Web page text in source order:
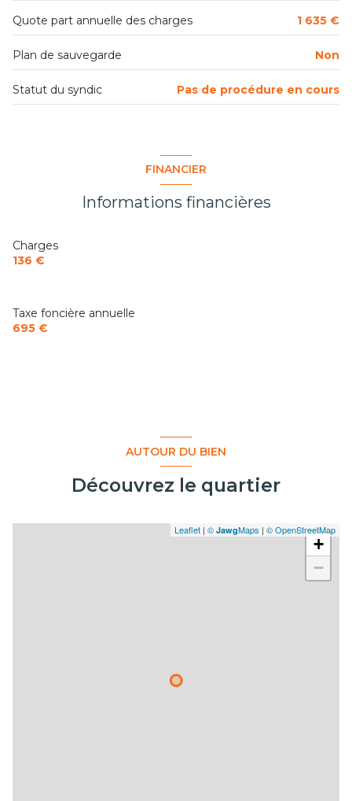
balcon
visiophone
Quote part annuelle des charges 1 635 €
Plan de sauvegarde Non
Statut du syndic Pas de procédure en cours
FINANCIER
Informations financières
Charges
136 €
Taxe foncière annuelle
695 €
AUTOUR DU BIEN
Découvrez le quartier
+
−
Leaflet | © JawgMaps | © OpenStreetMap